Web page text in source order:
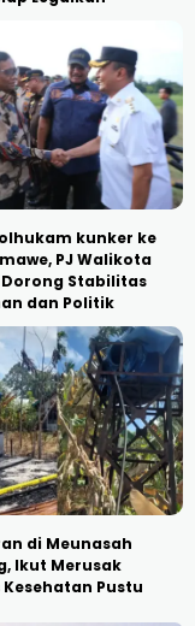
kunker ke
PJ Walikota
Stabilitas
dan Politik
di Meunasah
Ikut Merusak
Pustu